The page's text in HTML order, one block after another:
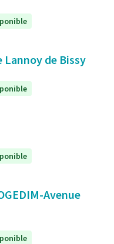
Lannoy de Bissy
Avenue